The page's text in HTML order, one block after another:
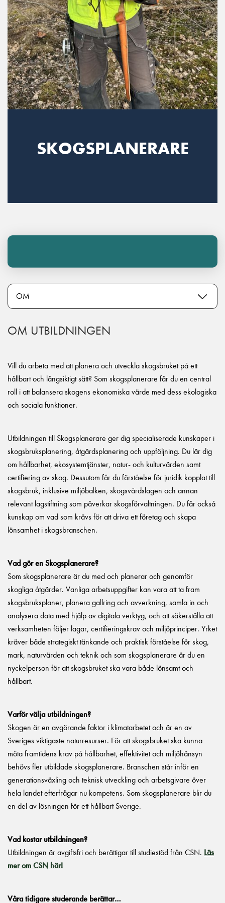
SKOGSPLANERARE
OM UTBILDNINGEN
Vill du arbeta med att planera och utveckla skogsbruket på ett
hållbart och långsiktigt sätt? Som skogsplanerare får du en central
roll i att balansera skogens ekonomiska värde med dess ekologiska
och sociala funktioner.
Utbildningen till Skogsplanerare ger dig specialiserade kunskaper i
skogsbruksplanering, åtgärdsplanering och uppföljning. Du lär dig
om hållbarhet, ekosystemtjänster, natur- och kulturvärden samt
certifiering av skog. Dessutom får du förståelse för juridik kopplat till
skogsbruk, inklusive miljöbalken, skogsvårdslagen och annan
relevant lagstiftning som påverkar skogsförvaltningen. Du får också
kunskap om vad som krävs för att driva ett företag och skapa
lönsamhet i skogsbranschen.
Vad gör en Skogsplanerare?
Som skogsplanerare är du med och planerar och genomför
skogliga åtgärder. Vanliga arbetsuppgifter kan vara att ta fram
skogsbruksplaner, planera gallring och avverkning, samla in och
analysera data med hjälp av digitala verktyg, och att säkerställa att
verksamheten följer lagar, certifieringskrav och miljöprinciper. Yrket
kräver både strategiskt tänkande och praktisk förståelse för skog,
mark, naturvärden och teknik och som skogsplanerare är du en
nyckelperson för att skogsbruket ska vara både lönsamt och
hållbart.
Varför välja utbildningen?
Skogen är en avgörande faktor i klimatarbetet och är en av
Sveriges viktigaste naturresurser. För att skogsbruket ska kunna
möta framtidens krav på hållbarhet, effektivitet och miljöhänsyn
behövs fler utbildade skogsplanerare. Branschen står inför en
generationsväxling och teknisk utveckling och arbetsgivare över
hela landet efterfrågar nu kompetens. Som skogsplanerare blir du
en del av lösningen för ett hållbart Sverige.
Vad kostar utbildningen?
Utbildningen är avgiftsfri och berättigar till studiestöd från CSN. Läs
mer om CSN här!
Våra tidigare studerande berättar…